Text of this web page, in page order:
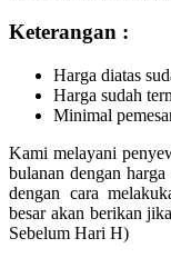
Keterangan :
Harga diatas
Harga sudah
Minimal
Kami melayani
bulanan dengan
dengan cara
besar akan berikan
Sebelum Hari H)